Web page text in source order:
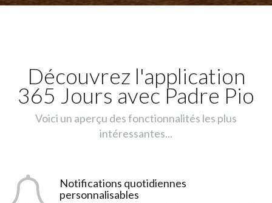
Découvrez l'application
365 Jours avec Padre Pio
Voici un aperçu des fonctionnalités les plus
intéressantes...
Notifications quotidiennes
personnalisables